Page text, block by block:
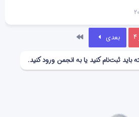
بعدی
باید ثبت‌نام کنید یا به انجمن ورود کنید.